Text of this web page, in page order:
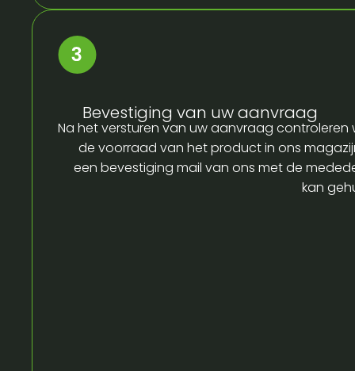
Bevestiging van uw aanvraag
Na het versturen van uw aanvraag controleren
de voorraad van het product in ons
een bevestiging mail van ons met de
kan